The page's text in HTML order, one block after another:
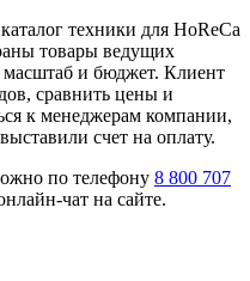
техники для HoReCa
товары ведущих
и бюджет. Клиент
сравнить цены и
к менеджерам компании,
счет на оплату.
по телефону 8 800 707
чат на сайте.